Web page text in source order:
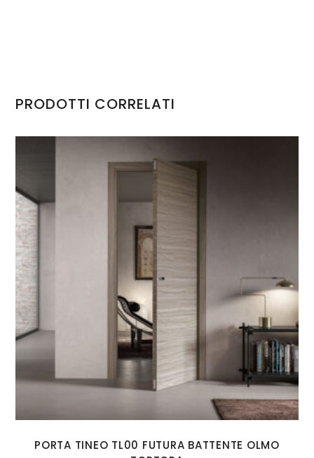
PRODOTTI CORRELATI
PORTA TINEO TL00 FUTURA BATTENTE OLMO